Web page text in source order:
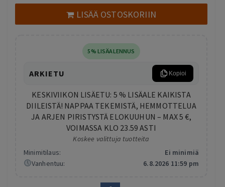
240,00 €.
109,00 €.
LISÄÄ OSTOSKORIIN
5% LISÄALENNUS
ARKIETU Kopioi
KESKIVIIKON LISÄETU: 5 % LISÄALE KAIKISTA
DIILEISTÄ! NAPPAA TEKEMISTÄ, HEMMOTTELUA
JA ARJEN PIRISTYSTÄ ELOKUUHUN – MAX 5 €,
VOIMASSA KLO 23.59 ASTI
Koskee valittuja tuotteita
Minimitilaus:
Ei minimiä
Vanhentuu:
6.8.2026 11:59 pm